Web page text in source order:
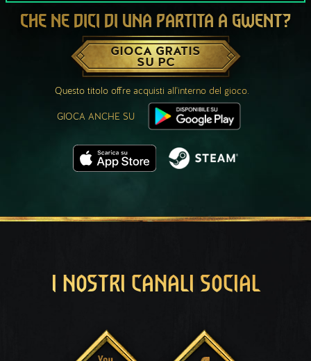
CHE NE DICI DI UNA PARTITA A GWENT?
GIOCA GRATIS
SU PC
Questo titolo offre acquisti all'interno del gioco.
GIOCA ANCHE SU
I NOSTRI CANALI SOCIAL